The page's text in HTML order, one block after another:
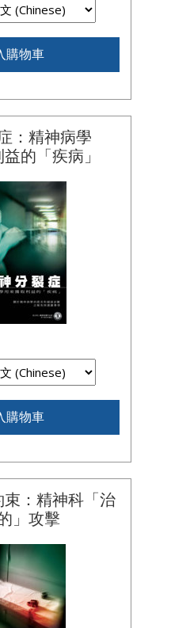
購物車
：精神病學
的「疾病」
購物車
：精神科「治
」攻擊